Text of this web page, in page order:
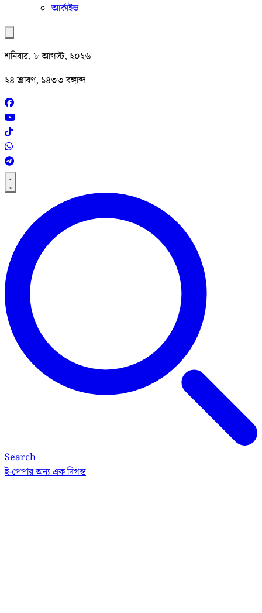
আর্কাইভ
শনিবার, ৮ আগস্ট, ২০২৬
২৪ শ্রাবণ, ১৪৩৩ বঙ্গাব্দ
Search
ই-পেপারঅন্য এক দিগন্ত